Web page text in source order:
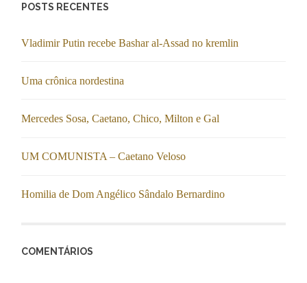
POSTS RECENTES
Vladimir Putin recebe Bashar al-Assad no kremlin
Uma crônica nordestina
Mercedes Sosa, Caetano, Chico, Milton e Gal
UM COMUNISTA – Caetano Veloso
Homilia de Dom Angélico Sândalo Bernardino
COMENTÁRIOS